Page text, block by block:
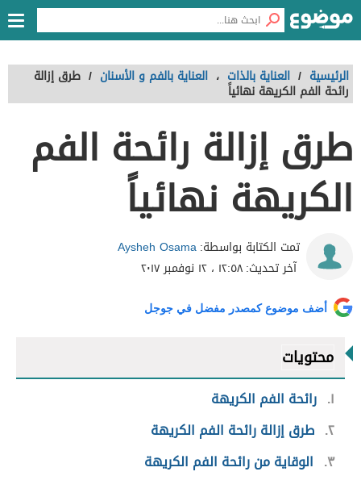
الرئيسية / العناية بالذات ، العناية بالفم و الأسنان / طرق إزالة
رائحة الفم الكريهة نهائياً
طرق إزالة رائحة الفم
الكريهة نهائياً
تمت الكتابة بواسطة:Aysheh Osama
آخر تحديث:١٢:٥٨ ، ١٢ نوفمبر ٢٠١٧
أضف موضوع كمصدر مفضل في جوجل
محتويات
١ رائحة الفم الكريهة
٢ طرق إزالة رائحة الفم الكريهة
٣
الوقاية من رائحة الفم الكريهة